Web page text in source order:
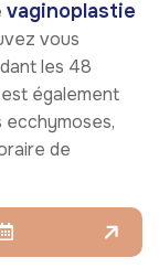
vaginoplastie
vous
les 48
également
de